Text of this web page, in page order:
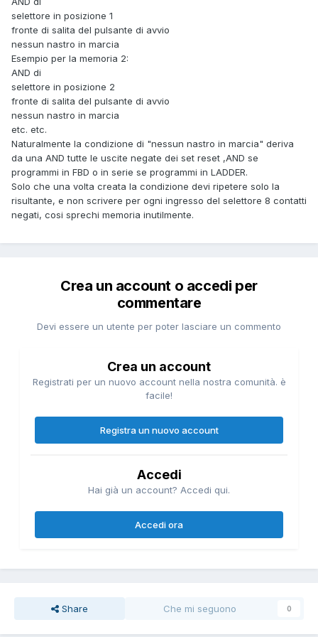
selettore in posizione 1
fronte di salita del pulsante di avvio
nessun nastro in marcia
Esempio per la memoria 2:
AND di
selettore in posizione 2
fronte di salita del pulsante di avvio
nessun nastro in marcia
etc. etc.
Naturalmente la condizione di "nessun nastro in marcia" deriva
da una AND tutte le uscite negate dei set reset ,AND se
programmi in FBD o in serie se programmi in LADDER.
Solo che una volta creata la condizione devi ripetere solo la
risultante, e non scrivere per ogni ingresso del selettore 8 contatti
negati, cosi sprechi memoria inutilmente.
Crea un account o accedi per
commentare
Devi essere un utente per poter lasciare un commento
Crea un account
Registrati per un nuovo account nella nostra comunità. è
facile!
Registra un nuovo account
Accedi
Hai già un account? Accedi qui.
Accedi ora
Share Che mi seguono 0